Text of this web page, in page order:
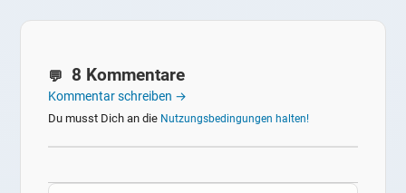
8 Kommentare
Kommentar schreiben →
Du musst Dich an die Nutzungsbedingungen halten!